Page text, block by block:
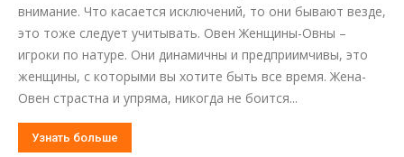
внимание. Что касается исключений, то они бывают везде,
это тоже следует учитывать. Овен Женщины-Овны –
игроки по натуре. Они динамичны и предприимчивы, это
женщины, с которыми вы хотите быть все время. Жена-
Овен страстна и упряма, никогда не боится...
Узнать больше